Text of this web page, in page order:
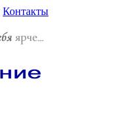
Контакты